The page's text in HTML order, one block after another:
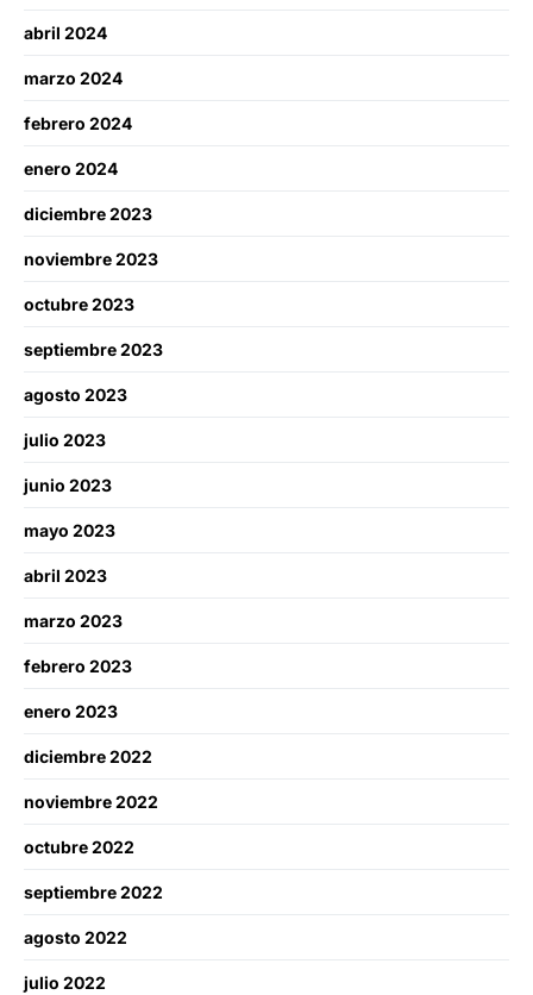
abril 2024
marzo 2024
febrero 2024
enero 2024
diciembre 2023
noviembre 2023
octubre 2023
septiembre 2023
agosto 2023
julio 2023
junio 2023
mayo 2023
abril 2023
marzo 2023
febrero 2023
enero 2023
diciembre 2022
noviembre 2022
octubre 2022
septiembre 2022
agosto 2022
julio 2022